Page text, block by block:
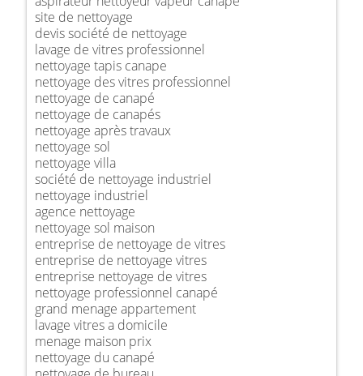
site de nettoyage
devis société de nettoyage
lavage de vitres professionnel
nettoyage tapis canape
nettoyage des vitres professionnel
nettoyage de canapé
nettoyage de canapés
nettoyage après travaux
nettoyage sol
nettoyage villa
société de nettoyage industriel
nettoyage industriel
agence nettoyage
nettoyage sol maison
entreprise de nettoyage de vitres
entreprise de nettoyage vitres
entreprise nettoyage de vitres
nettoyage professionnel canapé
grand menage appartement
lavage vitres a domicile
menage maison prix
nettoyage du canapé